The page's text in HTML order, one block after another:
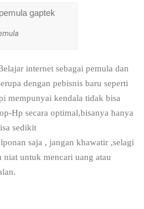
internet sebagai pemula dan
dengan pebisnis baru seperti
mempunyai kendala tidak bisa
Hp secara optimal,bisanya hanya
sedikit
saja , jangan khawatir ,selagi
niat untuk mencari uang atau